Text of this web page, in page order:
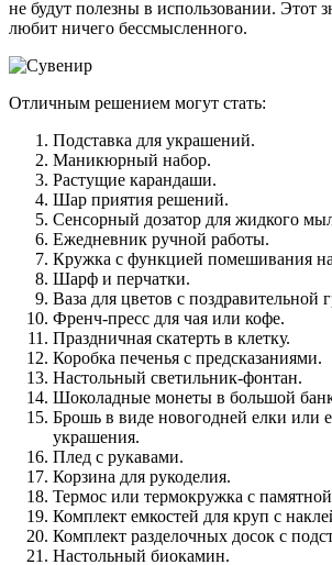
не будут полезны в использовании. Этот
любит ничего бессмысленного.
Отличным решением могут стать:
Подставка для украшений.
Маникюрный набор.
Растущие карандаши.
Шар приятия решений.
Сенсорный дозатор для жидкого
Ежедневник ручной работы.
Кружка с функцией помешивания
Шарф и перчатки.
Ваза для цветов с поздравительной
Френч-пресс для чая или кофе.
Праздничная скатерть в клетку.
Коробка печенья с предсказаниями.
Настольный светильник-фонтан.
Шоколадные монеты в большой
Брошь в виде новогодней елки или
украшения.
Плед с рукавами.
Корзина для рукоделия.
Термос или термокружка с
Комплект емкостей для круп с
Комплект разделочных досок с
Настольный биокамин.